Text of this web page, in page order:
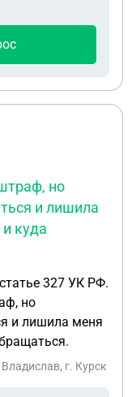
но
и лишила
куда
327 УК РФ.
но
и лишила меня
г. Курск